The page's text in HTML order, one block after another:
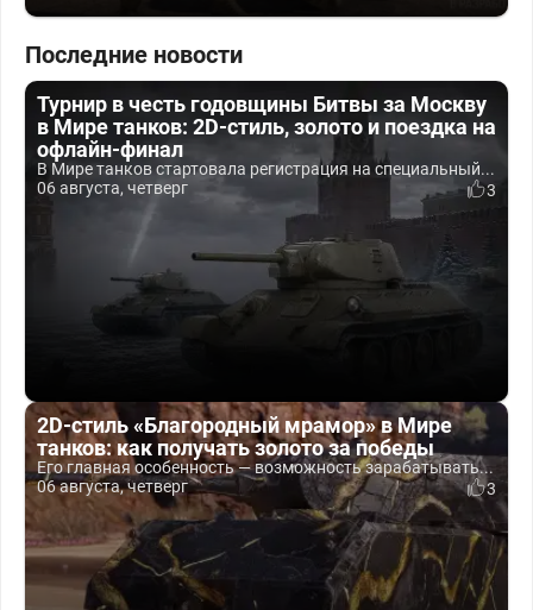
Последние новости
Турнир в честь годовщины Битвы за Москву
в Мире танков: 2D-стиль, золото и поездка на
офлайн-финал
В Мире танков стартовала регистрация на специальный...
06 августа, четверг
3
2D-стиль «Благородный мрамор» в Мире
танков: как получать золото за победы
Его главная особенность — возможность зарабатывать...
06 августа, четверг
3